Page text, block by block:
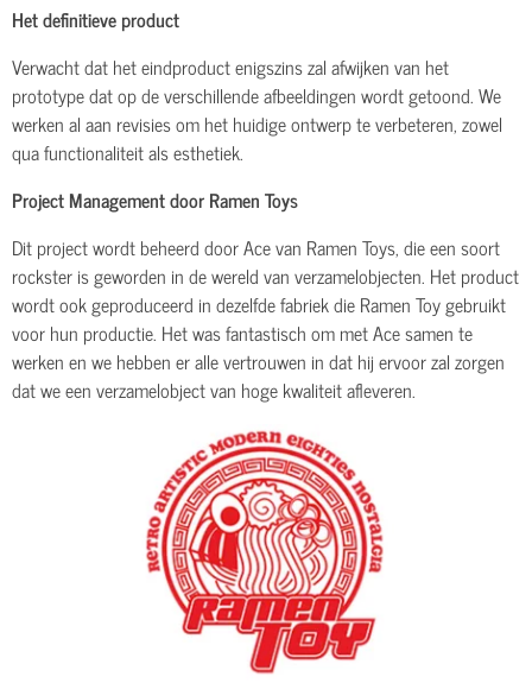
Het definitieve product
Verwacht dat het eindproduct enigszins zal afwijken van het
prototype dat op de verschillende afbeeldingen wordt getoond. We
werken al aan revisies om het huidige ontwerp te verbeteren, zowel
qua functionaliteit als esthetiek.
Project Management door Ramen Toys
Dit project wordt beheerd door Ace van Ramen Toys, die een soort
rockster is geworden in de wereld van verzamelobjecten. Het product
wordt ook geproduceerd in dezelfde fabriek die Ramen Toy gebruikt
voor hun productie. Het was fantastisch om met Ace samen te
werken en we hebben er alle vertrouwen in dat hij ervoor zal zorgen
dat we een verzamelobject van hoge kwaliteit afleveren.